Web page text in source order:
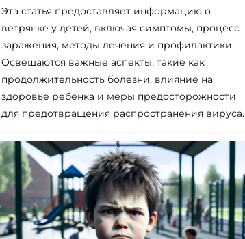
Эта статья предоставляет информацию о
ветрянке у детей, включая симптомы, процесс
заражения, методы лечения и профилактики.
Освещаются важные аспекты, такие как
продолжительность болезни, влияние на
здоровье ребенка и меры предосторожности
для предотвращения распространения вируса.
ОПУБЛИКОВАНО ВРОДИТЕЛИ / ДЕТИ